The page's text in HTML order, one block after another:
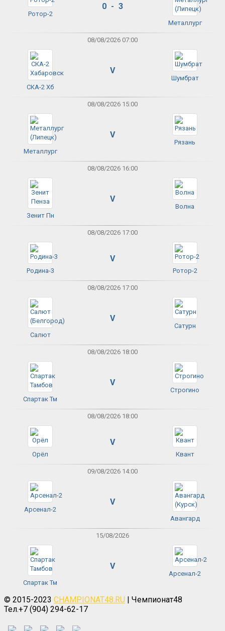
Ротор-2
0 - 3
Металлург
08/08/2026 07:00
СКА-2 Хб
V
Шумбрат
08/08/2026 15:00
Металлург
V
Рязань
08/08/2026 16:00
Зенит Пн
V
Волна
08/08/2026 17:00
Родина-3
V
Ротор-2
08/08/2026 17:00
Салют
V
Сатурн
08/08/2026 18:00
Спартак Тм
V
Строгино
08/08/2026 18:00
Орёл
V
Квант
09/08/2026 14:00
Арсенал-2
V
Авангард
15/08/2026
Спартак Тм
V
Арсенал-2
© 2015-2023 CHAMPIONAT48.RU | Чемпионат48
Тел.+7 (904) 294-62-17